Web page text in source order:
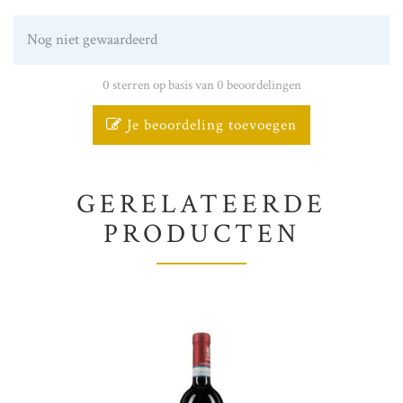
Nog niet gewaardeerd
0 sterren op basis van 0 beoordelingen
Je beoordeling toevoegen
GERELATEERDE
PRODUCTEN